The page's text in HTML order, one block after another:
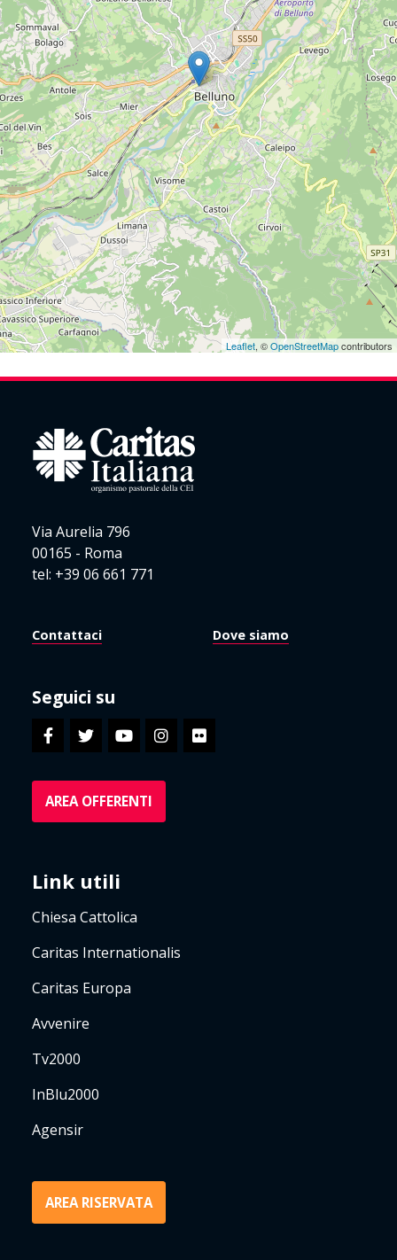
Leaflet, ©OpenStreetMapcontributors
Via Aurelia 796
00165 - Roma
tel: +39 06 661 771
Contattaci Dove siamo
Seguici su
AREA OFFERENTI
Link utili
Chiesa Cattolica
Caritas Internationalis
Caritas Europa
Avvenire
Tv2000
InBlu2000
Agensir
AREA RISERVATA